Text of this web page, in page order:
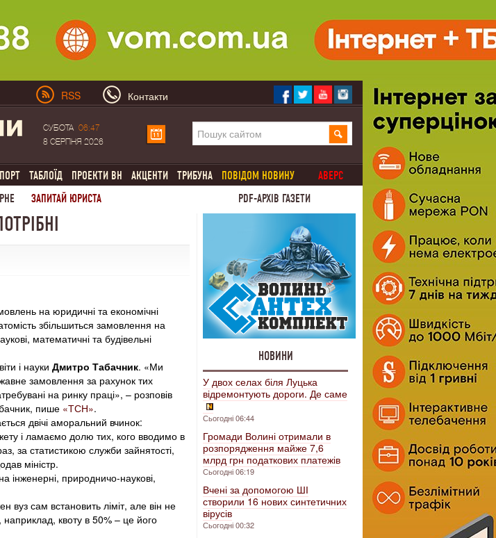
RSS Контакти
СУБОТА
06:47
8 СЕРПНЯ 2026
ТАБЛОЇД ПРОЕКТИ ВН АКЦЕНТИ ТРИБУНА ПОВІДОМ НОВИНУ
АВЕРС
ЗАПИТАЙ ЮРИСТА PDF-АРХІВ ГАЗЕТИ
на юридичні та економічні
збільшиться замовлення на
математичні та будівельні
і науки Дмитро Табачник. «Ми
замовлення за рахунок тих
на ринку праці», – розповів
пише «ТСН».
двічі аморальний вчинок:
і ламаємо долю тих, кого вводимо в
за статистикою служби зайнятості,
міністр.
інженерні, природничо-наукові,
вуз сам встановить ліміт, але він не
квоту в 50% – це його
НОВИНИ
У двох селах біля Луцька
відремонтують дороги. Де саме
Сьогодні 06:44
Громади Волині отримали в
розпорядження майже 7,6
млрд грн податкових платежів
Сьогодні 06:19
Вчені за допомогою ШІ
створили 16 нових синтетичних
вірусів
Сьогодні 00:32